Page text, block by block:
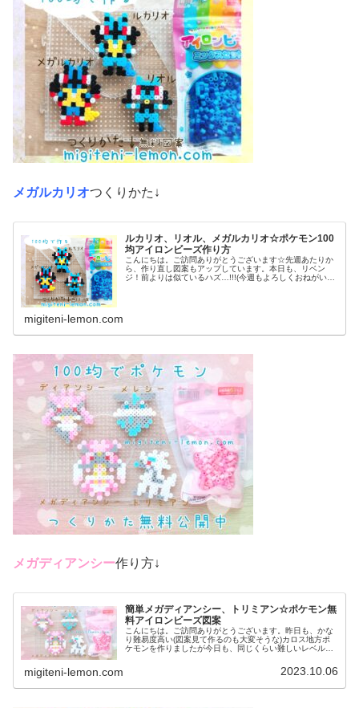
メガルカリオつくりかた↓
ルカリオ、リオル、メガルカリオ☆ポケモン100
均アイロンビーズ作り方
こんにちは。ご訪問ありがとうございます☆先週あたりか
ら、作り直し図案もアップしています。本日も、リベン
ジ！前よりは似ているハズ…!!!(今週もよろしくおねがいし
migiteni-lemon.com
メガディアンシー作り方↓
簡単メガディアンシー、トリミアン☆ポケモン無
料アイロンビーズ図案
こんにちは。ご訪問ありがとうございます。昨日も、かな
り難易度高い(図案見て作るのも大変そうな)カロス地方ポ
ケモンを作りましたが今日も、同じくらい難しいレベルの
migiteni-lemon.com 2023.10.06